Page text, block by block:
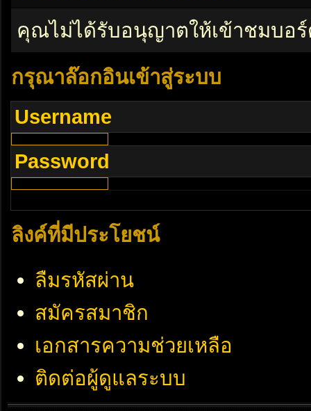
คุณไม่ได้รับอนุญาตให้เข้าชมบอ
กรุณาล๊อกอินเข้าสู่ระบบ
Username
Password
ลิงค์ที่มีประโยชน์
ลืมรหัสผ่าน
สมัครสมาชิก
เอกสารความช่วยเหลือ
ติดต่อผู้ดูแลระบบ